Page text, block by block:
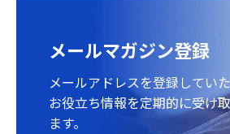
メールマガジン登録
メールアドレスを登録してい
お役立ち情報を定期的に受け
ます。